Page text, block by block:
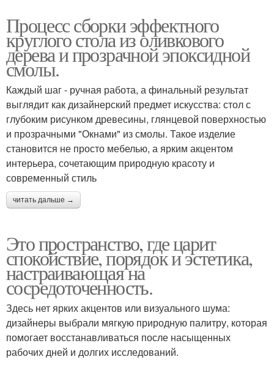
Процесс сборки эффектного
круглого стола из оливкового
дерева и прозрачной эпоксидной
смолы.
Каждый шаг - ручная работа, а финальный результат
выглядит как дизайнерский предмет искусства: стол с
глубоким рисунком древесины, глянцевой поверхностью
и прозрачными "Окнами" из смолы. Такое изделие
становится не просто мебелью, а ярким акцентом
интерьера, сочетающим природную красоту и
современный стиль
читать дальше →
Это пространство, где царит
спокойствие, порядок и эстетика,
настраивающая на
сосредоточенность.
Здесь нет ярких акцентов или визуального шума:
дизайнеры выбрали мягкую природную палитру, которая
помогает восстанавливаться после насыщенных
рабочих дней и долгих исследований.